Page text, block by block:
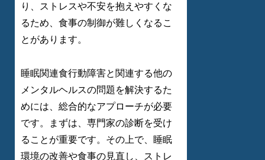
り、ストレスや不安を抱えやすくな
るため、食事の制御が難しくなるこ
とがあります。
睡眠関連食行動障害と関連する他の
メンタルヘルスの問題を解決するた
めには、総合的なアプローチが必要
です。まずは、専門家の診断を受け
ることが重要です。その上で、睡眠
環境の改善や食事の見直し、ストレ